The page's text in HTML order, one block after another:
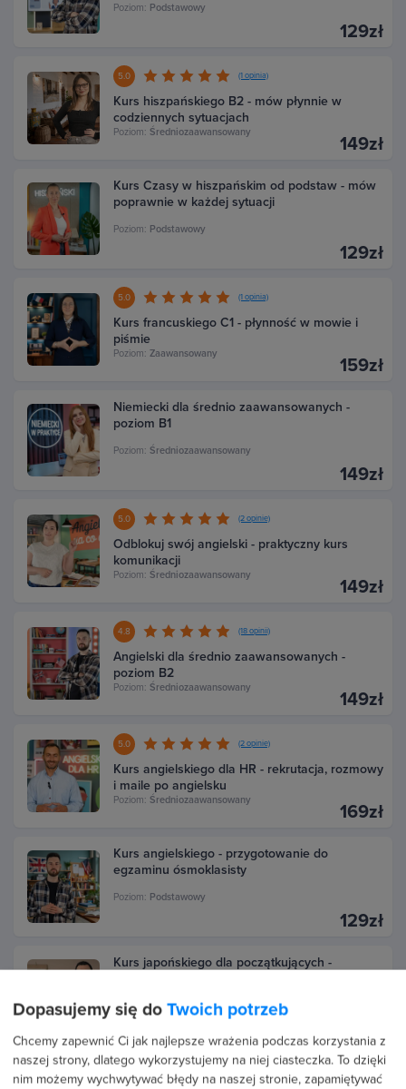
Poziom: Podstawowy
129zł
5.0 (1 opinia)
Kurs hiszpańskiego B2 - mów płynnie w
codziennych sytuacjach
Poziom: Średniozaawansowany
149zł
Kurs Czasy w hiszpańskim od podstaw - mów
poprawnie w każdej sytuacji
Poziom: Podstawowy
129zł
5.0 (1 opinia)
Kurs francuskiego C1 - płynność w mowie i
piśmie
Poziom: Zaawansowany
159zł
Niemiecki dla średnio zaawansowanych -
poziom B1
Poziom: Średniozaawansowany
149zł
5.0 (2 opinie)
Odblokuj swój angielski - praktyczny kurs
komunikacji
Poziom: Średniozaawansowany
149zł
4.8 (18 opinii)
Angielski dla średnio zaawansowanych -
poziom B2
Poziom: Średniozaawansowany
149zł
5.0 (2 opinie)
Kurs angielskiego dla HR - rekrutacja, rozmowy
i maile po angielsku
Poziom: Średniozaawansowany
169zł
Kurs angielskiego - przygotowanie do
egzaminu ósmoklasisty
Poziom: Podstawowy
129zł
Kurs japońskiego dla początkujących -
Poziom:Podstawowy
4.6 (6 opinii)
Dopasujemy się do Twoich potrzeb
Chcemy zapewnić Ci jak najlepsze wrażenia podczas korzystania z
naszej strony, dlatego wykorzystujemy na niej ciasteczka. To dzięki
nim możemy wychwytywać błędy na naszej stronie, zapamiętywać